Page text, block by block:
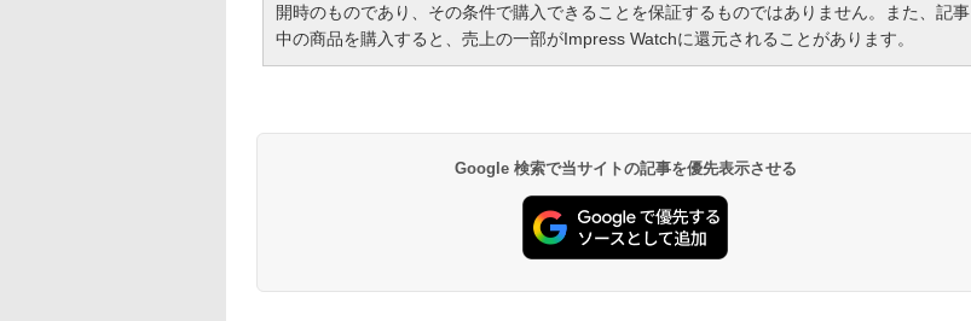
開時のものであり、その条件で購入できることを保証するものではありません。また、記事
中の商品を購入すると、売上の一部がImpress Watchに還元されることがあります。
Google 検索で当サイトの記事を優先表示させる